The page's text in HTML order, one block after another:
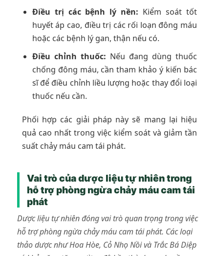
Điều trị các bệnh lý nền: Kiểm soát tốt
huyết áp cao, điều trị các rối loạn đông máu
hoặc các bệnh lý gan, thận nếu có.
Điều chỉnh thuốc: Nếu đang dùng thuốc
chống đông máu, cần tham khảo ý kiến bác
sĩ để điều chỉnh liều lượng hoặc thay đổi loại
thuốc nếu cần.
Phối hợp các giải pháp này sẽ mang lại hiệu
quả cao nhất trong việc kiểm soát và giảm tần
suất chảy máu cam tái phát.
Vai trò của dược liệu tự nhiên trong
hỗ trợ phòng ngừa chảy máu cam tái
phát
Dược liệu tự nhiên đóng vai trò quan trọng trong việc
hỗ trợ phòng ngừa chảy máu cam tái phát. Các loại
thảo dược như Hoa Hòe, Cỏ Nhọ Nồi và Trắc Bá Diệp